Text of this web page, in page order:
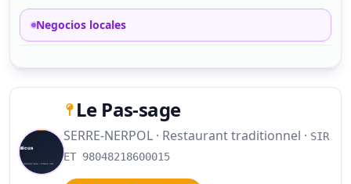
Negocios locales
Le Pas-sage
SERRE-NERPOL · Restaurant traditionnel · SIR
ET 98048218600015